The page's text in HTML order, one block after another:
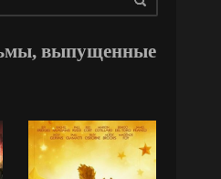
выпущенные